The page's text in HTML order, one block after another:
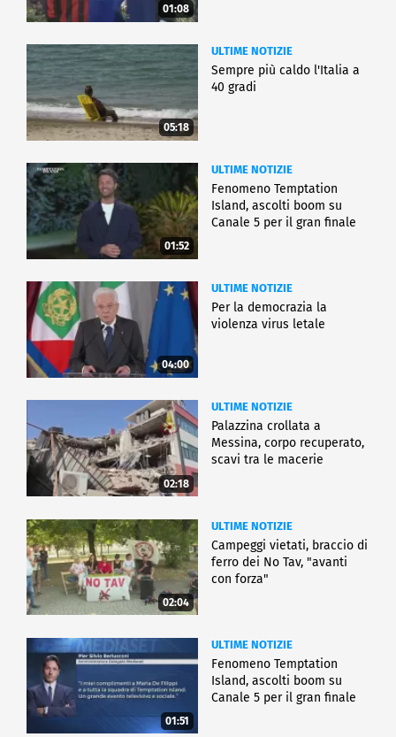
01:08
05:18
ULTIME NOTIZIE
Sempre più caldo l'Italia a
40 gradi
01:52
ULTIME NOTIZIE
Fenomeno Temptation
Island, ascolti boom su
Canale 5 per il gran finale
04:00
ULTIME NOTIZIE
Per la democrazia la
violenza virus letale
02:18
ULTIME NOTIZIE
Palazzina crollata a
Messina, corpo recuperato,
scavi tra le macerie
02:04
ULTIME NOTIZIE
Campeggi vietati, braccio di
ferro dei No Tav, "avanti
con forza"
01:51
ULTIME NOTIZIE
Fenomeno Temptation
Island, ascolti boom su
Canale 5 per il gran finale